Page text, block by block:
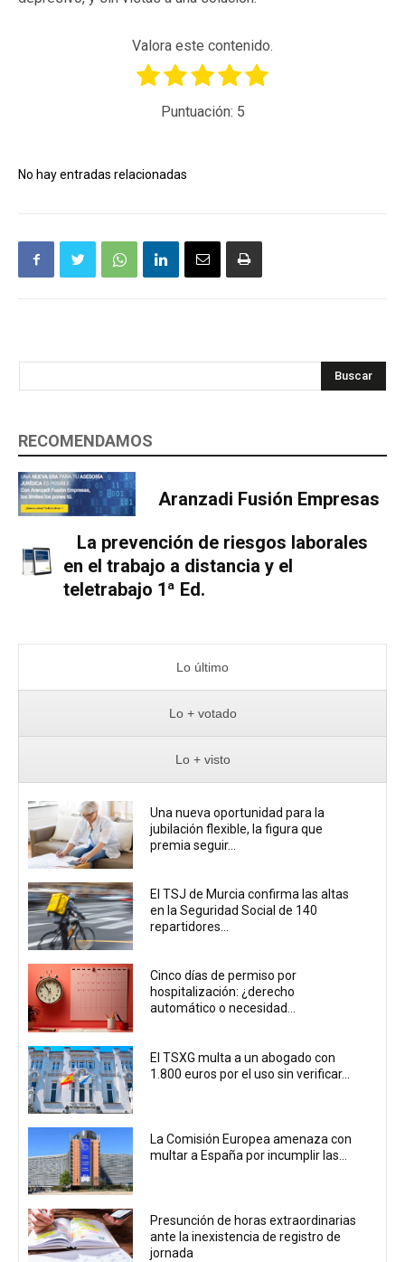
Valora este contenido.
Puntuación: 5
No hay entradas relacionadas
Buscar
RECOMENDAMOS
Aranzadi Fusión Empresas
La prevención de riesgos laborales
en el trabajo a distancia y el
teletrabajo 1ª Ed.
Lo último
Lo + votado
Lo + visto
Una nueva oportunidad para la
jubilación flexible, la figura que
premia seguir...
El TSJ de Murcia confirma las altas
en la Seguridad Social de 140
repartidores...
Cinco días de permiso por
hospitalización: ¿derecho
automático o necesidad...
El TSXG multa a un abogado con
1.800 euros por el uso sin verificar...
La Comisión Europea amenaza con
multar a España por incumplir las...
Presunción de horas extraordinarias
ante la inexistencia de registro de
jornada